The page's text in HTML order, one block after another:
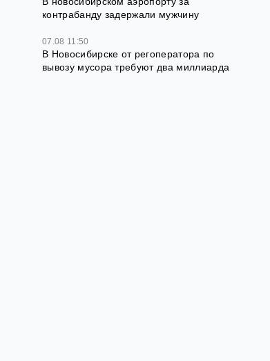
контрабанду задержали мужчину
07.08 11:50
В Новосибирске от регоператора по
вывозу мусора требуют два миллиарда